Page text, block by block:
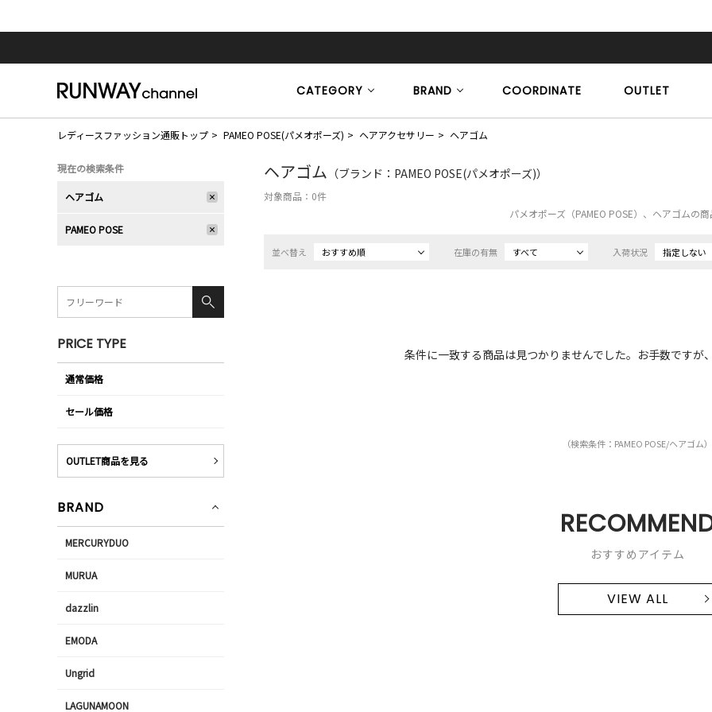
CATEGORY BRAND COORDINATE OUTLET
レディースファッション通販トップ PAMEO POSE(パメオポーズ) ヘアアクセサリー ヘアゴム
ヘアゴム （ブランド：PAMEO POSE(パメオポーズ)）
対象商品： 0件
パメオポーズ（PAMEO POSE）、ヘアゴムの
並べ替え おすすめ順 在庫の有無 すべて 入荷状況 指定しない
条件に一致する商品は見つかりませんでした。お手数ですが
（検索条件：PAMEO POSE/ヘアゴム）
おすすめアイテム
VIEW ALL
現在の検索条件
ヘアゴム
PAMEO POSE
PRICE TYPE
通常価格
セール価格
OUTLET商品を見る
BRAND
MERCURYDUO
MURUA
dazzlin
EMODA
Ungrid
LAGUNAMOON